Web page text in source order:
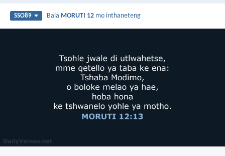
SSO89 Bala MORUTI 12 mo inthaneteng